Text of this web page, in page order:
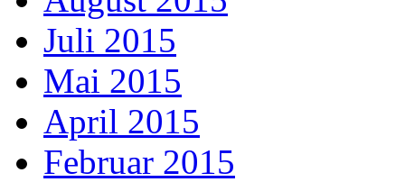
Juli 2015
Mai 2015
April 2015
Februar 2015